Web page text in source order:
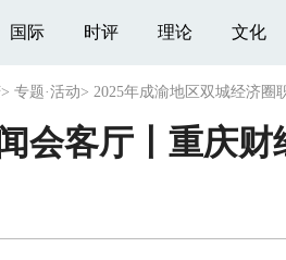
国际 时评 理论 文化
> 专题·活动> 2025年成渝地区双城经济圈
会客厅丨重庆